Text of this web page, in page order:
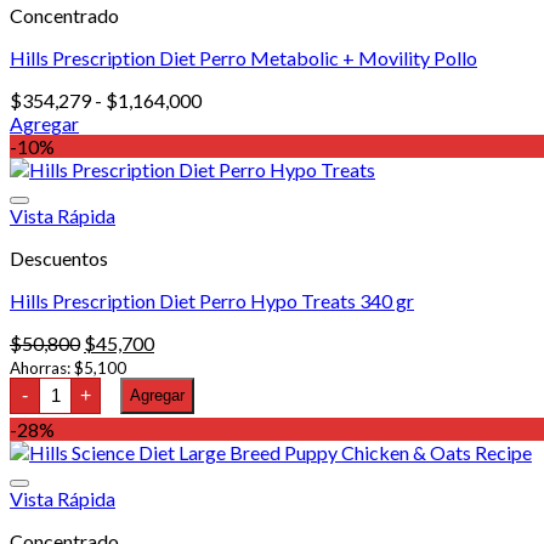
13
cantidad
Concentrado
Hills Prescription Diet Perro Metabolic + Movility Pollo
$354,279 - $1,164,000Rango
desde
Agregar
Este
producto
múltiples
Las
se
elegir
en
la
página
de
producto
-10%
Vista Rápida
Descuentos
Hills Prescription Diet Perro Hypo Treats 340 gr
$50,800 El
precio
original
era:
$45,700El
actual
es:
Ahorras:$5,100
- Hills
Prescription
Diet
Perro
Hypo
340
+ Agregar
-28%
Vista Rápida